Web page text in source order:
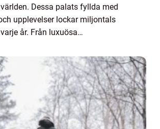
Dessa palats fyllda med
upplevelser lockar miljontals
år. Från luxuösa